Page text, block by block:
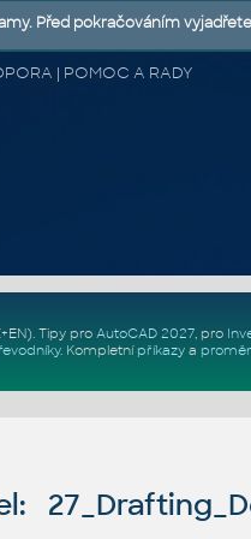
| POMOC A RADY
. Tipy pro AutoCAD 2027, pro
. Kompletní příkazya
Před pokračováním